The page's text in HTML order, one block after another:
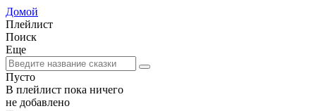
Домой
Плейлист
Поиск
Еще
Пусто
В плейлист пока ничего
не добавлено